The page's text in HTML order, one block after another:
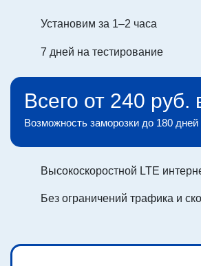
Установим за 1–2 часа
7 дней на тестирование
Всего от 240 руб.
Возможность заморозки до 180 дней
Высокоскоростной LTE
Без ограничений трафика и